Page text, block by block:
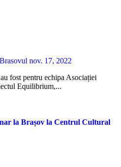
nov. 17, 2022
Equilibrium,...
la Brașov la Centrul Cultural